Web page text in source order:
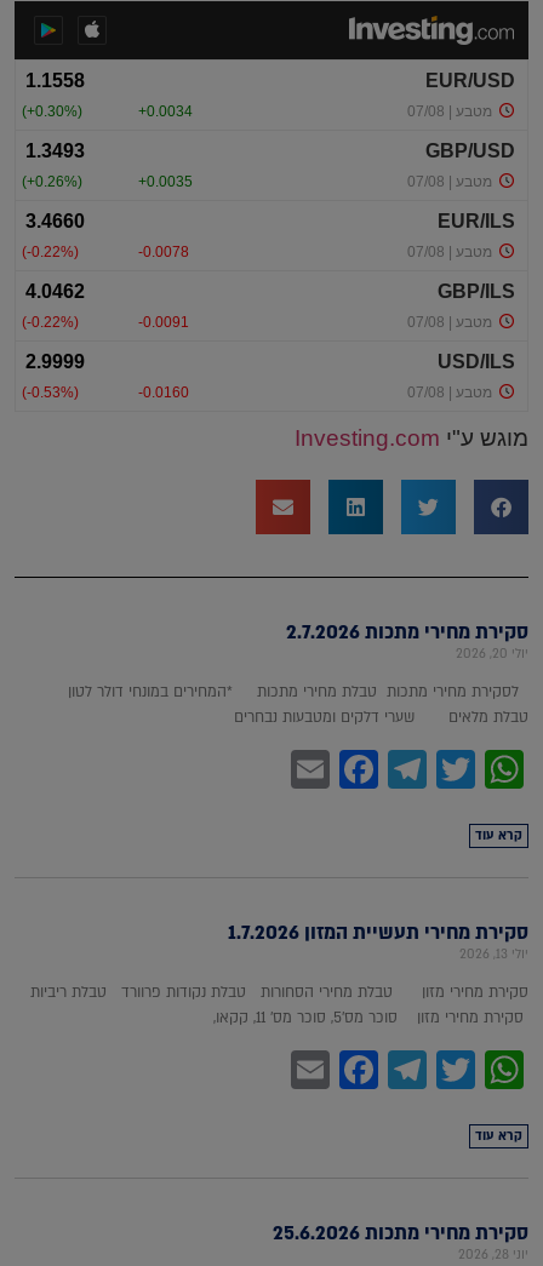
מוגש ע"י Investing.com
סקירת מחירי מתכות 2.7.2026
יולי 20, 2026
לסקירת מחירי מתכות טבלת מחירי מתכות *המחירים במונחי דולר לטון
טבלת מלאים שערי דלקים ומטבעות נבחרים
WhatsApp
Twitter
Telegram
Facebook
קרא עוד
סקירת מחירי תעשיית המזון 1.7.2026
יולי 13, 2026
סקירת מחירי מזון טבלת מחירי הסחורות טבלת נקודות פרוורד טבלת ריביות
סקירת מחירי מזון סוכר מס'5, סוכר מס' 11, קקאו,
WhatsApp
Twitter
Telegram
Facebook
קרא עוד
סקירת מחירי מתכות 25.6.2026
יוני 28, 2026